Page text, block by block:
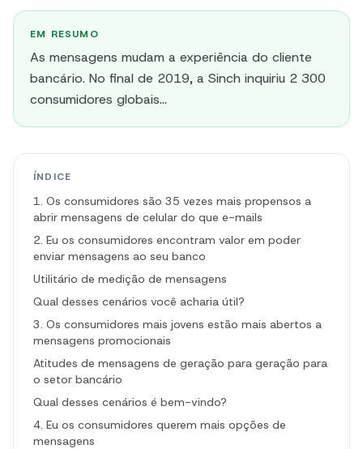
EM RESUMO
As mensagens mudam a experiência do cliente
bancário. No final de 2019, a Sinch inquiriu 2 300
consumidores globais...
ÍNDICE
1. Os consumidores são 35 vezes mais propensos a
abrir mensagens de celular do que e-mails
2. Eu os consumidores encontram valor em poder
enviar mensagens ao seu banco
Utilitário de medição de mensagens
Qual desses cenários você acharia útil?
3. Os consumidores mais jovens estão mais abertos a
mensagens promocionais
Atitudes de mensagens de geração para geração para
o setor bancário
Qual desses cenários é bem-vindo?
4. Eu os consumidores querem mais opções de
mensagens